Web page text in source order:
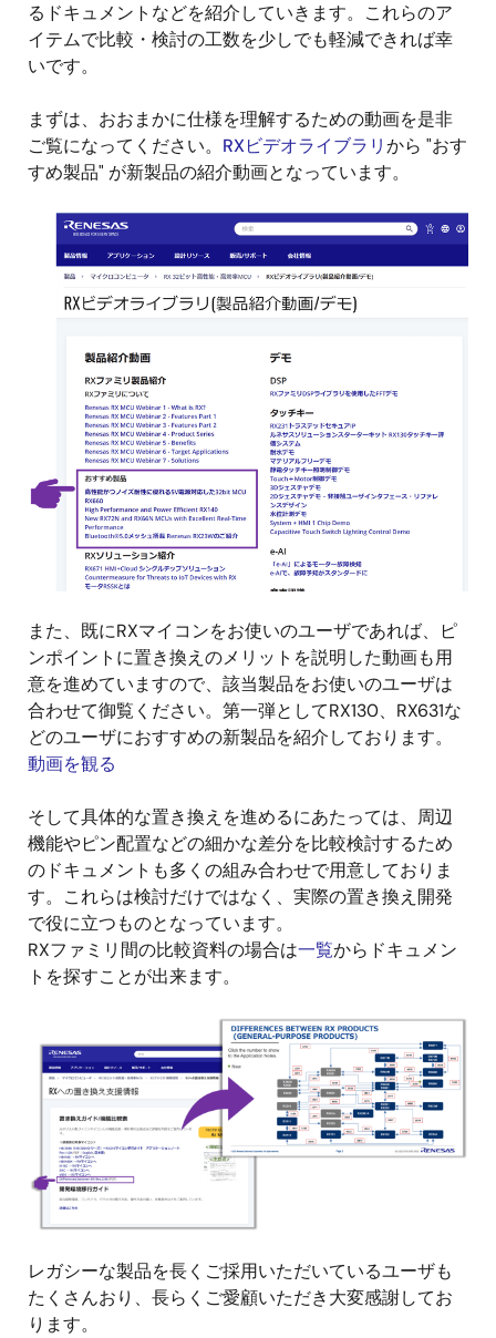
るドキュメントなどを紹介していきます。これらのア
イテムで比較・検討の工数を少しでも軽減できれば幸
いです。
まずは、おおまかに仕様を理解するための動画を是非
ご覧になってください。 RXビデオライブラリから "おす
すめ製品" が新製品の紹介動画となっています。
また、既にRXマイコンをお使いのユーザであれば、ピ
ンポイントに置き換えのメリットを説明した動画も用
意を進めていますので、該当製品をお使いのユーザは
合わせて御覧ください。第一弾としてRX130、RX631な
どのユーザにおすすめの新製品を紹介しております。
動画を観る
そして具体的な置き換えを進めるにあたっては、周辺
機能やピン配置などの細かな差分を比較検討するため
のドキュメントも多くの組み合わせで用意しておりま
す。これらは検討だけではなく、実際の置き換え開発
で役に立つものとなっています。
RXファミリ間の比較資料の場合は一覧からドキュメン
トを探すことが出来ます。
レガシーな製品を長くご採用いただいているユーザも
たくさんおり、長らくご愛顧いただき大変感謝してお
ります。